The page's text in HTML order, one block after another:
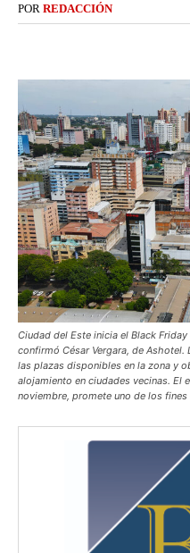
POR REDACCIÓN
Ciudad del Este inicia el Black
confirmó César Vergara, de
las plazas disponibles en la zona y
alojamiento en ciudades vecinas. El
noviembre, promete uno de los